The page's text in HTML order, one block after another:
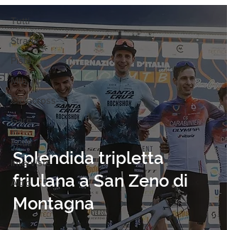
Tutti
Strada
Pista
Mtb
Ciclocross
Gare
in
Friuli
Interviste
Altro
Splendida tripletta
friulana a San Zeno di
Montagna